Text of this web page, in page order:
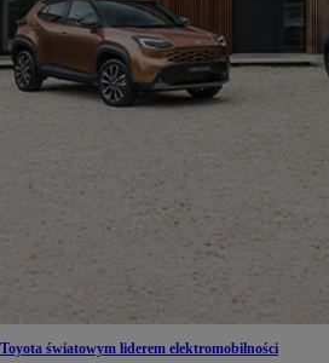
Toyota światowym liderem elektromobilności